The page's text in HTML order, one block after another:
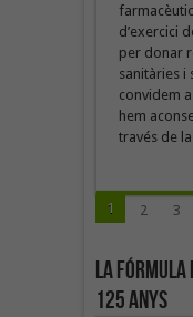
d’exercici
per donar
sanitàries i
convidem
hem
través de la
1 2 3
La
125 anys